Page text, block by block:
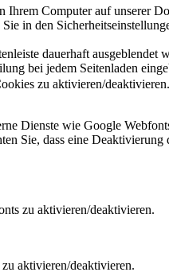
Ihrem Computer auf unserer
in den
dauerhaft ausgeblendet
bei jedem Seitenladen
zu aktivieren/deaktivieren.
Dienste wie Google
Sie, dass eine
zu aktivieren/deaktivieren.
aktivieren/deaktivieren.